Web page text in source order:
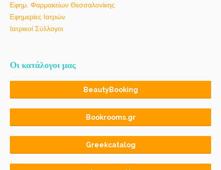
Εφημ. Φαρμακείων Θεσσαλονίκης
Εφημερίες Ιατρών
Ιατρικοί Σύλλογοι
Οι κατάλογοι μας
BeautyBooking
Bookrooms.gr
Greekcatalog